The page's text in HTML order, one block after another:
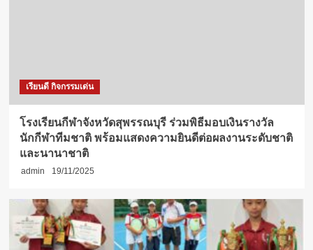
เรียนดี กิจกรรมเด่น
โรงเรียนกีฬาจังหวัดสุพรรณบุรี ร่วมพิธีมอบเงินรางวัล
นักกีฬาทีมชาติ พร้อมแสดงความยินดีต่อผลงานระดับชาติ
และนานาชาติ
admin 19/11/2025